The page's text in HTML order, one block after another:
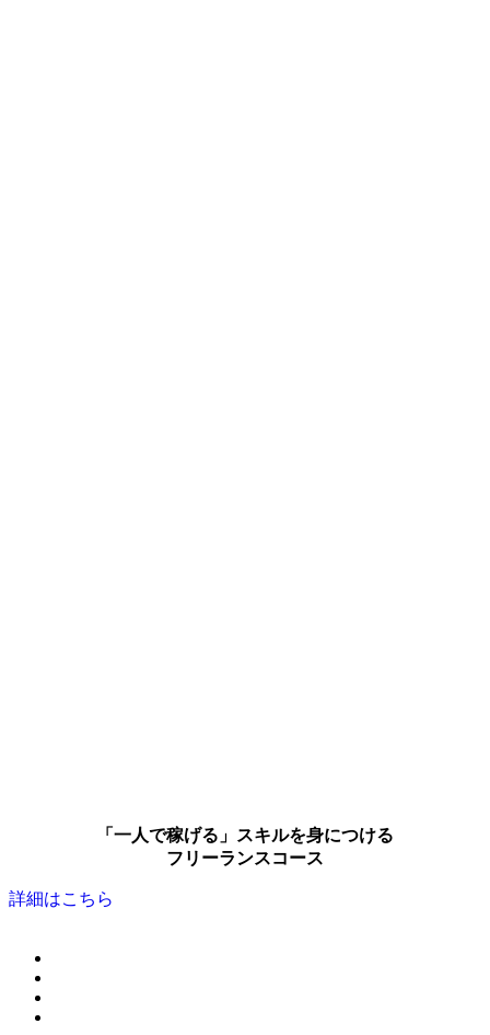
「一人で稼げる」スキルを身につける
フリーランスコース
詳細はこちら